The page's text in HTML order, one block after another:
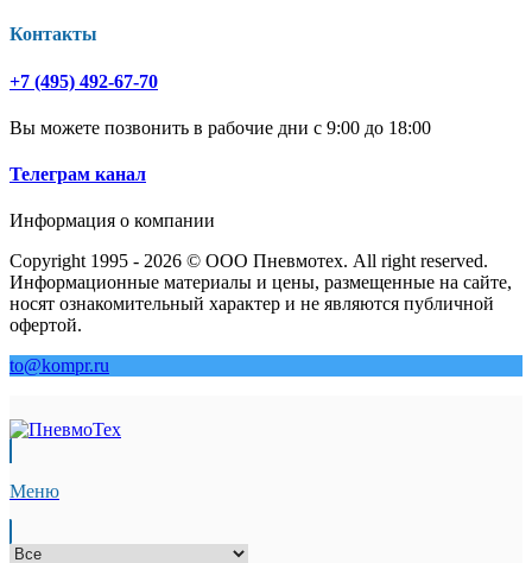
Контакты
+7 (495) 492-67-70
Вы можете позвонить в рабочие дни с 9:00 до 18:00
Телеграм канал
Информация о компании
Copyright 1995 - 2026 © ООО Пневмотех. All right reserved.
Информационные материалы и цены, размещенные на сайте,
носят ознакомительный характер и не являются публичной
офертой.
to@kompr.ru
Меню